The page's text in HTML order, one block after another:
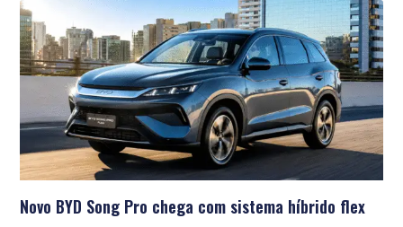
Novo BYD Song Pro chega com sistema híbrido flex